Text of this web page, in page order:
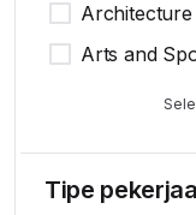
Architecture
Arts and
Tipe